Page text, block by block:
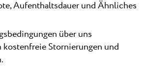
Aufenthaltsdauer und Ähnliches
über uns
kostenfreie Stornierungen und